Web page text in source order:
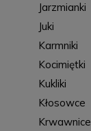
Jarzmianki
Juki
Karmniki
Kocimiętki
Kukliki
Kłosowce
Krwawnice